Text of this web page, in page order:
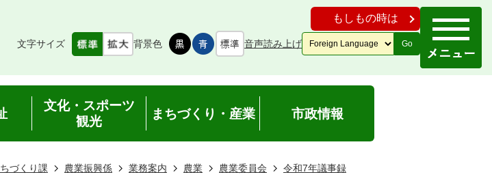
もしもの時は
文字サイズ 背景色 音声読み上げ Go
文化・スポーツ
観光
まちづくり・産業 市政情報
づくり課 農業振興係 業務案内 農業 農業委員会
令和7年議事録